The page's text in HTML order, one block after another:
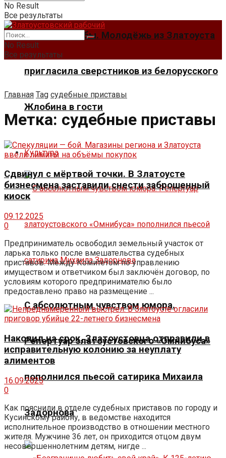
Мосты дружбы. Молодёжь из Златоуста
пригласила сверстников из белорусского
Жлобина в гости
Культура
С абсолютным чувством юмора.
Репертуар златоустовского «Омнибуса»
пополнился пьесой сатирика Михаила
Задорнова
No Result
Все результаты
No Result
Все результаты
Главная Tag судебные приставы
Метка: судебные приставы
Сдвинул с мёртвой точки. В Златоусте
бизнесмена заставили снести заброшенный
киоск
09.12.2025
0
Предприниматель освободил земельный участок от
ларька только после вмешательства судебных
приставов. Между Комитетом по управлению
имуществом и ответчиком был заключён договор, по
условиям которого предпринимателю было
предоставлено право на размещение ...
Накопил на срок. Златоустовца отправили в
исправительную колонию за неуплату
алиментов
16.09.2025
0
Как пояснили в отделе судебных приставов по городу и
Кусинскому району, в ведомстве находится
исполнительное производство в отношении местного
жителя. Мужчине 36 лет, он приходится отцом двум
несовершеннолетним детям, нигде ...